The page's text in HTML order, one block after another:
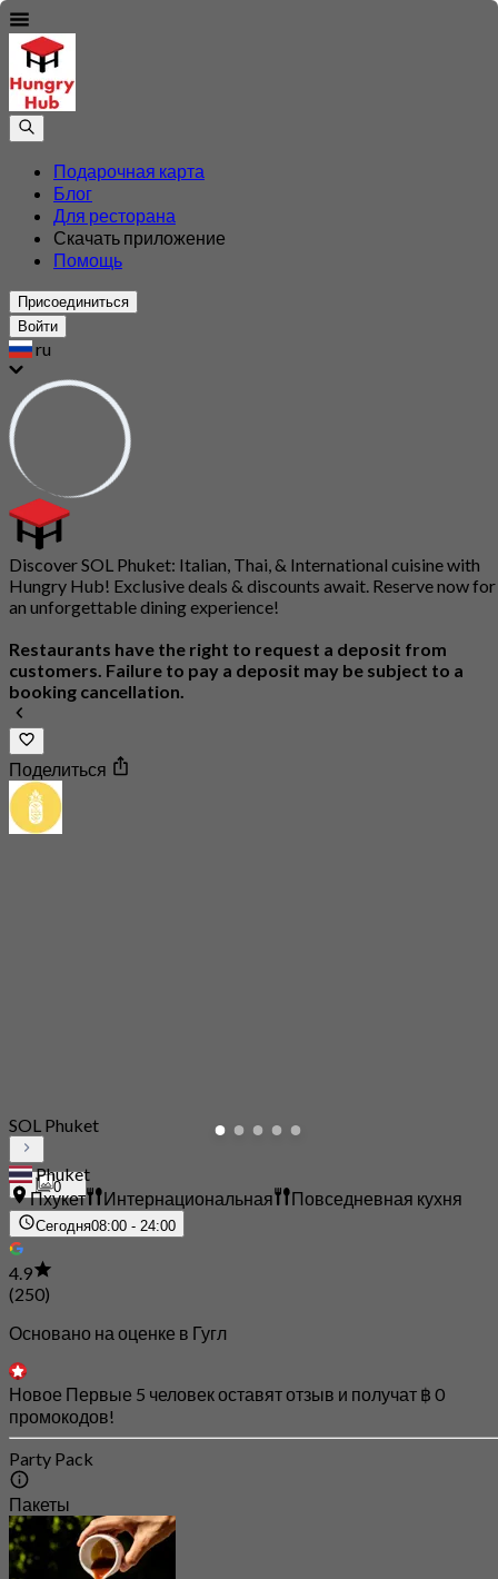
Подарочная карта
Блог
Для ресторана
Скачать приложение
Помощь
Присоединиться
Войти
ru
Discover SOL Phuket: Italian, Thai, & International cuisine with
Hungry Hub! Exclusive deals & discounts await. Reserve now for
an unforgettable dining experience!
Restaurants have the right to request a deposit from
customers. Failure to pay a deposit may be subject to a
booking cancellation.
Поделиться
0
SOL Phuket
Phuket
Пхукет
Интернациональная Повседневная кухня
Сегодня08:00 - 24:00
4.9
(250)
Основано на оценке в Гугл
Новое Первые 5 человек оставят отзыв и получат ฿ 0
промокодов!
Party Pack
Пакеты